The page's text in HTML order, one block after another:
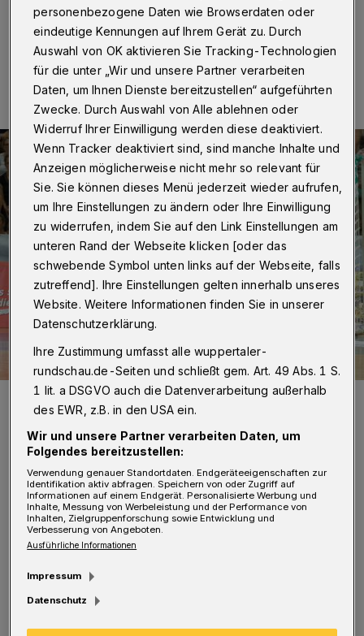
05.04.2017 , 21:46 Uhr Eine Minute Lesezeit
Bald BHCer: Bastian Rutschmann.
Foto: FA Göppingen
Von Roderich Trapp
D
personenbezogene Daten wie Browserdaten oder
eindeutige Kennungen auf Ihrem Gerät zu. Durch
Auswahl von OK aktivieren Sie Tracking-Technologien
für die unter „Wir und unsere Partner verarbeiten
Daten, um Ihnen Dienste bereitzustellen“ aufgeführten
Zwecke. Durch Auswahl von Alle ablehnen oder
Widerruf Ihrer Einwilligung werden diese deaktiviert.
Wenn Tracker deaktiviert sind, sind manche Inhalte und
Anzeigen möglicherweise nicht mehr so relevant für
Sie. Sie können dieses Menü jederzeit wieder aufrufen,
um Ihre Einstellungen zu ändern oder Ihre Einwilligung
zu widerrufen, indem Sie auf den Link Einstellungen am
unteren Rand der Webseite klicken [oder das
schwebende Symbol unten links auf der Webseite, falls
zutreffend]. Ihre Einstellungen gelten innerhalb unseres
Website. Weitere Informationen finden Sie in unserer
Datenschutzerklärung.
Ihre Zustimmung umfasst alle wuppertaler-
rundschau.de-Seiten und schließt gem. Art. 49 Abs. 1 S.
1 lit. a DSGVO auch die Datenverarbeitung außerhalb
des EWR, z.B. in den USA ein.
Wir und unsere Partner verarbeiten Daten, um
Folgendes bereitzustellen:
Verwendung genauer Standortdaten. Endgeräteeigenschaften zur
Identifikation aktiv abfragen. Speichern von oder Zugriff auf
Informationen auf einem Endgerät. Personalisierte Werbung und
Inhalte, Messung von Werbeleistung und der Performance von
Inhalten, Zielgruppenforschung sowie Entwicklung und
Verbesserung von Angeboten.
Ausführliche Informationen
Impressum
Datenschutz